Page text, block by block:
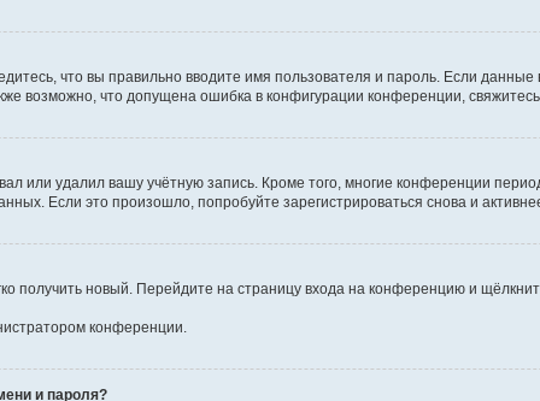
что вы правильно вводите имя пользователя и пароль. Если
возможно, что допущена ошибка в конфигурации конференции,
или удалил вашу учётную запись. Кроме того, многие конференции
Если это произошло, попробуйте зарегистрироваться снова и активнее
получить новый. Перейдите на страницу входа на конференцию и
конференции.
и пароля?